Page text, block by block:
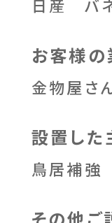
日産 バ
お客様の
金物屋さ
設置した
鳥居補強